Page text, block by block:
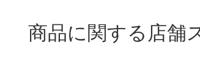
商品に関する店舗